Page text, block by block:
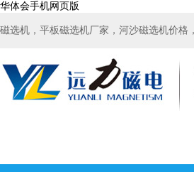
华体会手机网页版
磁选机，平板磁选机厂家，河沙磁选机价